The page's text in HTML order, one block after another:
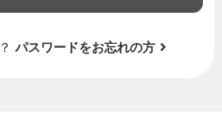
パスワードをお忘れの方